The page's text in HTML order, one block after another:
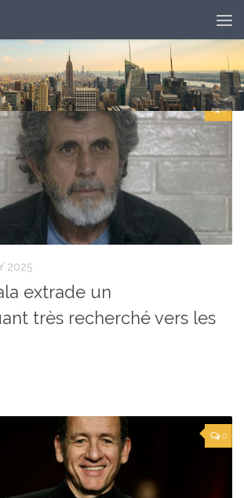
MAY 9, 2025
0
2025
extrade un
très recherché vers les
0